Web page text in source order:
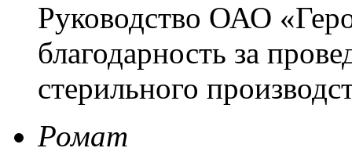
Руководство ОАО
благодарность за
стерильного
Ромат